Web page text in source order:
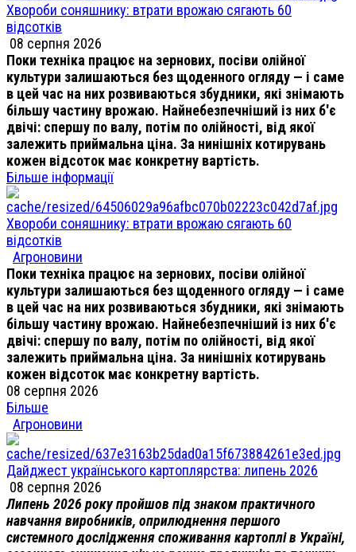
Хвороби соняшнику: втрати врожаю сягають 60
відсотків
08 серпня 2026
Поки техніка працює на зернових, посіви олійної
культури залишаються без щоденного огляду — і саме
в цей час на них розвиваються збудники, які знімають
більшу частину врожаю. Найнебезпечніший із них б'є
двічі: спершу по валу, потім по олійності, від якої
залежить приймальна ціна. За нинішніх котирувань
кожен відсоток має конкретну вартість.
Більше інформації
Хвороби соняшнику: втрати врожаю сягають 60
відсотків
Агроновини
Поки техніка працює на зернових, посіви олійної
культури залишаються без щоденного огляду — і саме
в цей час на них розвиваються збудники, які знімають
більшу частину врожаю. Найнебезпечніший із них б'є
двічі: спершу по валу, потім по олійності, від якої
залежить приймальна ціна. За нинішніх котирувань
кожен відсоток має конкретну вартість.
08 серпня 2026
Більше
Агроновини
Дайджест українського картоплярства: липень 2026
08 серпня 2026
Липень 2026 року пройшов під знаком практичного
навчання виробників, оприлюднення першого
системного дослідження споживання картоплі в Україні,